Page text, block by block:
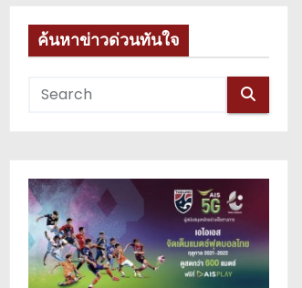
ค้นหาข่าวด่วนทันใจ